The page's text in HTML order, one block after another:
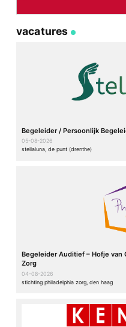
vacatures
Begeleider / Persoonlijk
05-08-2026
stellaluna, de punt (drenthe)
Begeleider Auditief – Hofje van
Zorg
04-08-2026
stichting philadelphia zorg, den haag